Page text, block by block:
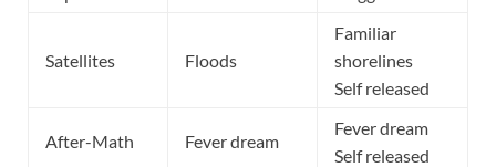
Satellites Floods
Familiar
shorelines
Self released
After-Math Fever dream
Fever dream
Self released